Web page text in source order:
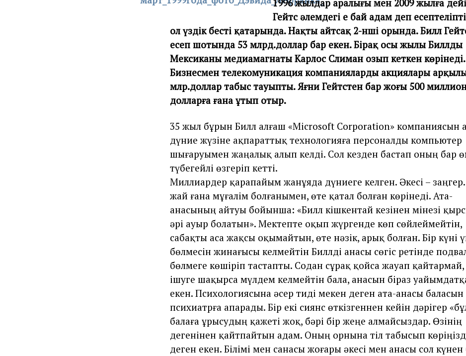
r
2
,
2
0
2
0
1996 жылдар аралығы мен 2009 жылға
Гейтс әлемдегі ең бай адам деп
ол үздік бестің қатарында. Нақты айтсақ 2-нші орында. Билл
есеп шотында 53 млрд.доллар бар екен. Бірақ осы жылы Биллды
Мексиканың медиамагнаты Карлос Слиман озып кеткен көрінеді.
Бизнесмен телекомуникация компаниялардың акциялары
млр.доллар табыс тауыпты. Яғни Гейтстен бар жоғы 500
долларға ғана ұтып отыр.
35 жыл бұрын Билл алғаш «Microsoft Corporation» компаниясын
дүние жүзіне ақпараттық технологияға персоналды компьютер
шығаруымен жаңалық алып келді. Сол кезден бастап оның бар
түбегейлі өзгеріп кетті.
Миллиардер қарапайым жанұяда дүниеге келген. Әкесі –
жай ғана мұғалім болғанымен, өте қатал болған көрінеді. Ата-
анасының айтуы бойынша: «Билл кішкентай кезінен мінезі
әрі ауыр болатын». Мектепте оқып жүргенде көп сөйлеймейтін,
сабақты аса жақсы оқымайтын, өте нәзік, арық болған. Бір күні
бөлмесін жинағысы келмейтін Биллді анасы сөгіс ретінде
бөлмеге көшіріп тастапты. Содан сұрақ қойса жауап қайтармай,
ішуге шақырса мүлдем келмейтін бала, анасын біраз
екен. Психологиясына әсер тиді мекен деген ата-анасы баласын
психиатрға апарады. Бір екі сиянс өткізгеннен кейін дәрігер
балаға ұрысудың қажеті жоқ, бәрі бір жеңе алмайсыздар. Өзінің
дегенінен қайтпайтын адам. Оның орнына тіл табысып
деген екен. Білімі мен санасы жоғары әкесі мен анасы сол күнен